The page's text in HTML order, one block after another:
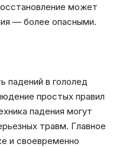
может
— более опасными.
падений в гололед
простых правил
падения могут
травм. Главное
и своевременно